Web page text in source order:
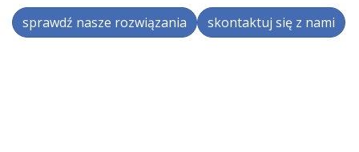
sprawdź nasze rozwiązania skontaktuj się z nami